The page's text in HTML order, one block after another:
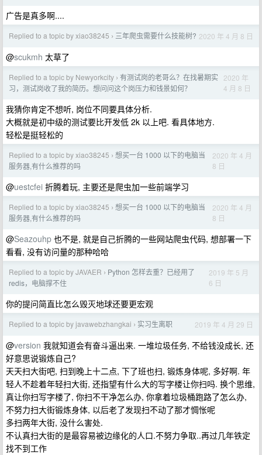
广告是真多啊....
Replied to a topic by xiao38245 › 三年爬虫需要什么技能树? 2020 年 4 月 8 日
@scukmh 太草了
Replied to a topic by Newyorkcity › 有测试岗的老哥么？在找暑期实
习，测试岗收了我的简历。想问问这个岗压力和钱景如何？
2020 年
4 月 8 日
我猜你肯定不想听, 岗位不同要具体分析.
大概就是初中级的测试要比开发低 2k 以上吧. 看具体地方.
轻松是挺轻松的
Replied to a topic by xiao38245 › 想买一台 1000 以下的电脑当
服务器,有什么推荐的吗
2020 年 4 月
8 日
@uestcfei 折腾着玩, 主要还是爬虫加一些前端学习
Replied to a topic by xiao38245 › 想买一台 1000 以下的电脑当
服务器,有什么推荐的吗
2020 年 4 月
8 日
@Seazouhp 也不是, 就是自己折腾的一些网站爬虫代码, 想部署一下
看看, 没有访问量的那种哈哈
Replied to a topic by JAVAER › Python 怎样去重？已经用了
redis，电脑撑不住
2019 年 5 月
6 日
你的提问简直比怎么毁灭地球还要更宏观
Replied to a topic by javawebzhangkai › 实习生离职 2019 年 4 月 29 日
@version 我就知道会有奋斗逼出来. 一堆垃圾任务, 不给钱没成长, 还
好意思说锻炼自己?
天天扫大街吧, 扫到晚上十二点, 下了班也扫, 锻炼身体呢, 多好啊. 年
轻人不趁着年轻扫大街, 还指望有什么大的写字楼让你扫吗. 换个思维,
真让你扫写字楼了, 你扫不干净怎么办, 你拿着垃圾桶跑路了怎么办,
不努力扫大街锻炼身体, 以后老了发现扫不动了那才惆怅呢
多扫两年大街, 没什么害处.
不认真扫大街的是最容易被边缘化的人口.不努力争取..再过几年铁定
找不到工作